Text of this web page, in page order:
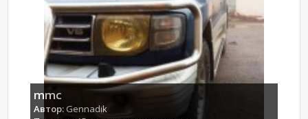
mmc
Автор: Gennadik